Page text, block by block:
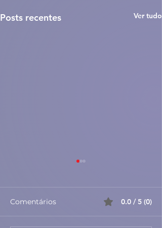
Posts recentes Ver tudo
Comentários 0.0 / 5 (0)